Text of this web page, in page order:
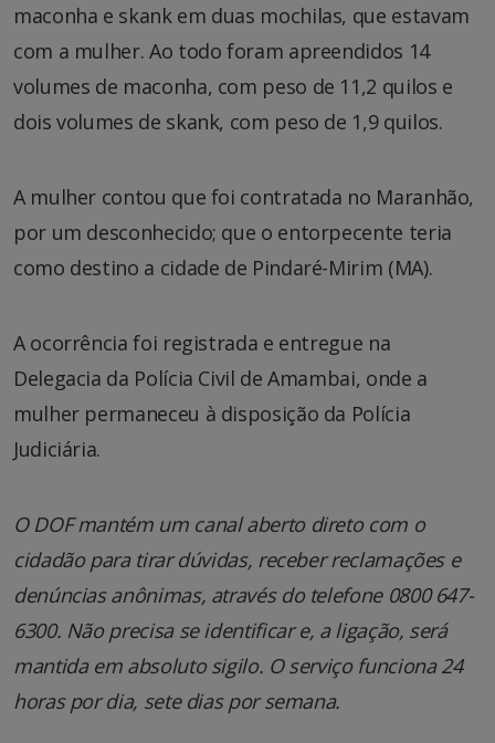
maconha e skank em duas mochilas, que estavam
com a mulher. Ao todo foram apreendidos 14
volumes de maconha, com peso de 11,2 quilos e
dois volumes de skank, com peso de 1,9 quilos.
A mulher contou que foi contratada no Maranhão,
por um desconhecido; que o entorpecente teria
como destino a cidade de Pindaré-Mirim (MA).
A ocorrência foi registrada e entregue na
Delegacia da Polícia Civil de Amambai, onde a
mulher permaneceu à disposição da Polícia
Judiciária.
O DOF mantém um canal aberto direto com o
cidadão para tirar dúvidas, receber reclamações e
denúncias anônimas, através do telefone 0800 647-
6300. Não precisa se identificar e, a ligação, será
mantida em absoluto sigilo. O serviço funciona 24
horas por dia, sete dias por semana.